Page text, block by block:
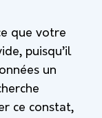
que votre
puisqu’il
un
ce constat,